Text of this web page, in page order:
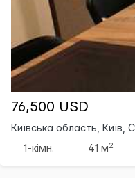
76,500 USD
Київська область, Київ,
1-кімн.
41 м2